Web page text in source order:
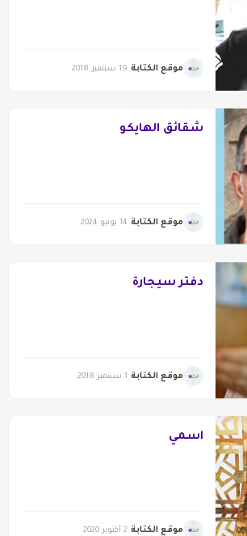
موقع الكتابة 19 سبتمبر 2018
شقائق الهايكو
موقع الكتابة 14 يونيو 2024
دفتر سيجارة
موقع الكتابة 1 سبتمبر 2018
اسمي
موقع الكتابة 2 أكتوبر 2020